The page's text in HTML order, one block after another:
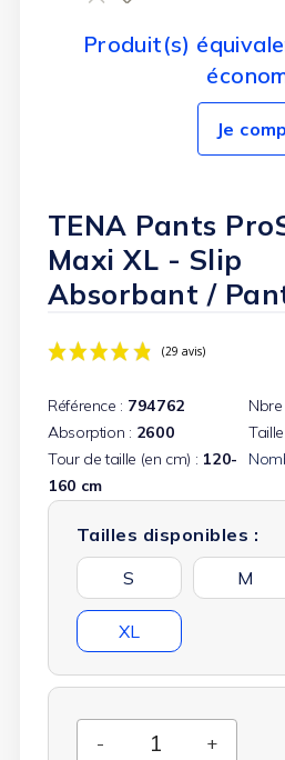
Produit(s)
Je
TENA Pants
Maxi XL - Slip
Absorbant /
(29 avis)
Référence : 794762
Absorption : 2600
Tour de taille (en cm) : 120-
160 cm
Tailles disponibles :
S
M
XL